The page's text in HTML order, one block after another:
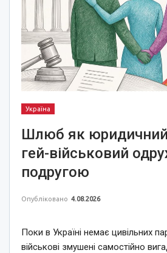
Україна
Шлюб як
гей-військовий
подругою
Опубліковано 4.08.2026
Поки в Україні немає цивільних
військові змушені самостійно